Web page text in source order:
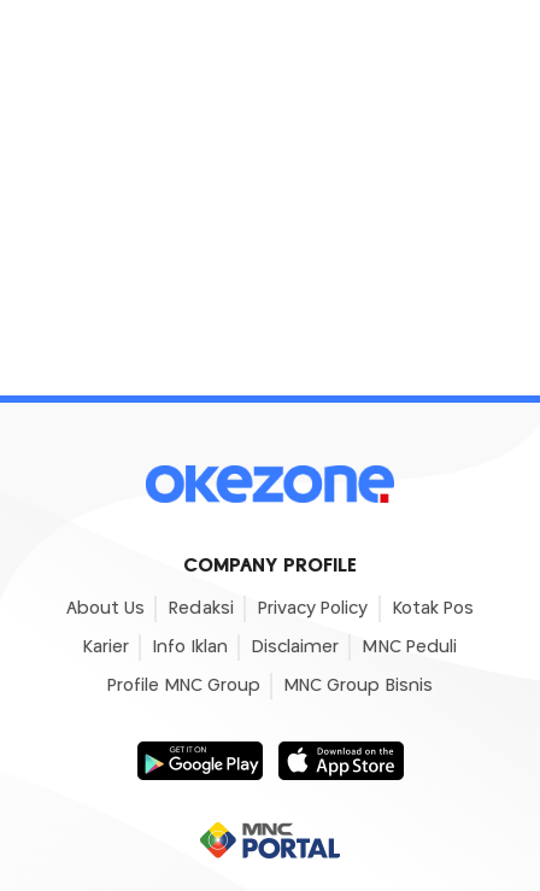
COMPANY PROFILE
About Us Redaksi Privacy Policy Kotak Pos
Karier Info Iklan Disclaimer MNC Peduli
Profile MNC Group MNC Group Bisnis